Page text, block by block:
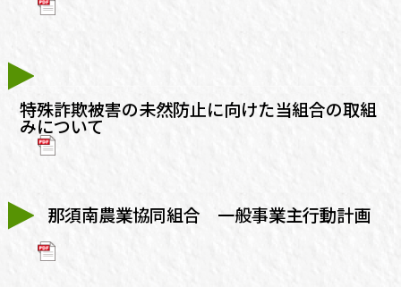
特殊詐欺被害の未然防止に向けた当組合の取組
みについて
那須南農業協同組合 一般事業主行動計画